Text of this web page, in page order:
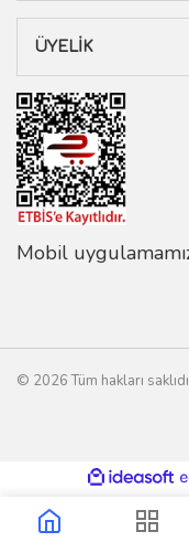
ÜYELİK
Mobil
© 2026 Tüm hakları